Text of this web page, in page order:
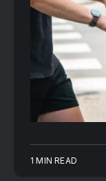
1 MIN READ